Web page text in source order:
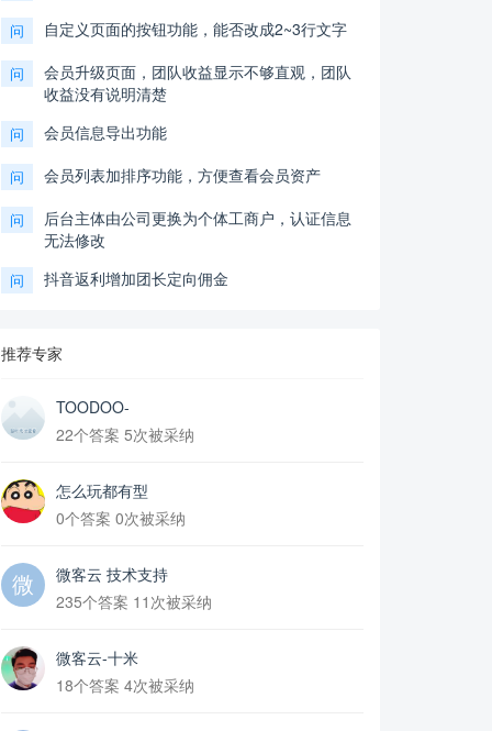
问 自定义页面的按钮功能，能否改成2~3行文字
问
会员升级页面，团队收益显示不够直观，团队
收益没有说明清楚
问 会员信息导出功能
问 会员列表加排序功能，方便查看会员资产
问
后台主体由公司更换为个体工商户，认证信息
无法修改
问 抖音返利增加团长定向佣金
推荐专家
TOODOO-
22个答案 5次被采纳
怎么玩都有型
0个答案 0次被采纳
微客云 技术支持
235个答案 11次被采纳
微客云-十米
18个答案 4次被采纳